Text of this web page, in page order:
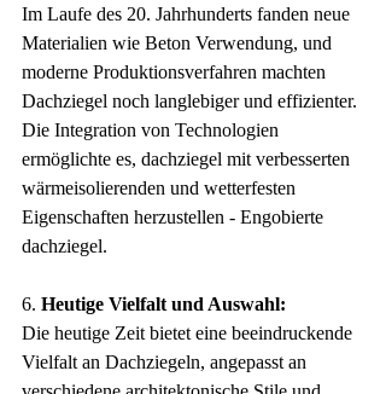
Im Laufe des 20. Jahrhunderts fanden neue
Materialien wie Beton Verwendung, und
moderne Produktionsverfahren machten
Dachziegel noch langlebiger und effizienter.
Die Integration von Technologien
ermöglichte es, dachziegel mit verbesserten
wärmeisolierenden und wetterfesten
Eigenschaften herzustellen - Engobierte
dachziegel.
6. Heutige Vielfalt und Auswahl:
Die heutige Zeit bietet eine beeindruckende
Vielfalt an Dachziegeln, angepasst an